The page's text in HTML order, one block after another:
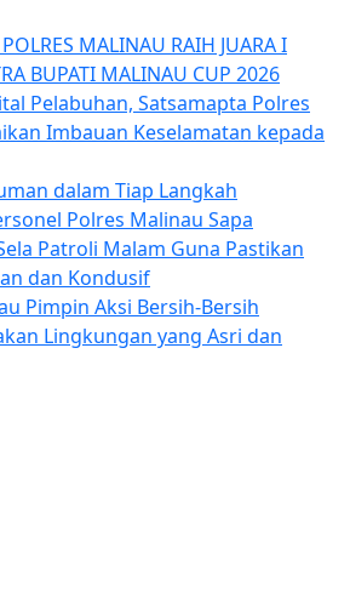
MALINAU RAIH JUARA I
BUPATI MALINAU CUP 2026
Pelabuhan, Satsamapta Polres
Imbauan Keselamatan kepada
dalam Tiap Langkah
Polres Malinau Sapa
Patroli Malam Guna Pastikan
dan Kondusif
Pimpin Aksi Bersih-Bersih
Lingkungan yang Asri dan